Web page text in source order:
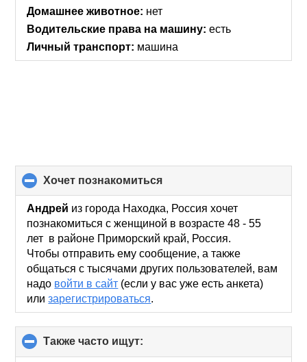
Домашнее животное: нет
Водительские права на машину: есть
Личный транспорт: машина
хочет познакомиться
to
collapse
contents
Андрей из города Находка, Россия хочет
познакомиться с женщиной в возрасте 48 - 55
лет в районе Приморский край, Россия.
Чтобы отправить ему сообщение, а также
общаться с тысячами других пользователей, вам
надо войти в сайт (если у вас уже есть анкета)
илизарегистрироваться.
Также часто ищут:
to